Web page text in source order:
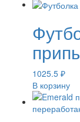
1025.5 ₽
В корзину